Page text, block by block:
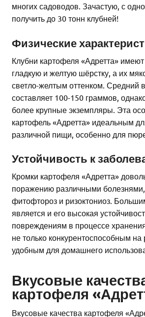
многих садоводов. Зачастую, с
получить до 30 тонн клубней!
Физические
Клубни картофеля «Адретта»
гладкую и желтую шёрстку, а их
светло-желтым оттенком. Средний
составляет 100-150 граммов,
более крупные экземпляры. Эта
картофель «Адретта» идеальным
различной пищи, особенно для
Устойчивость к
Кромки картофеля «Адретта»
поражению различными болезнями,
фитофтороз и ризоктониоз.
является и его высокая
повреждениям в процессе
не только конкурентоспособным на
удобным для домашнего
Вкусовые
картофеля
Вкусовые качества картофеля